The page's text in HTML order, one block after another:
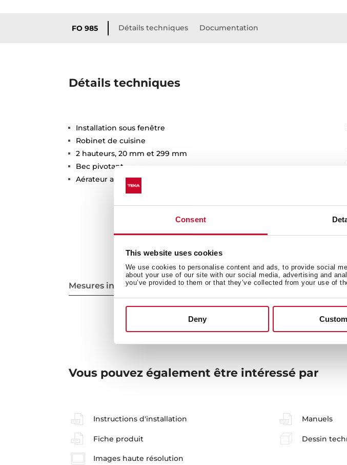
Consent
This website uses cookies
We use cookies to personalise content and ads, to provide social
about your use of our site with our social media, advertising and
you’ve provided to them or that they’ve collected from your use of
Deny
FO 985 Détails techniques Documentation
Détails techniques
Installation sous fenêtre
Robinet de cuisine
2 hauteurs, 20 mm et 299 mm
Bec pivotant
Aérateur anti-calcaire
Mesures intérieures Mesures générales
Vous pouvez également être intéressé par
Instructions d'installation Manuels
Fiche produit Dessin
Images haute résolution